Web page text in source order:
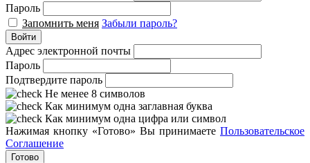
Пароль
Запомнить меня Забыли пароль?
Войти
Адрес электронной почты
Пароль
Подтвердите пароль
Не менее 8 символов
Как минимум одна заглавная буква
Как минимум одна цифра или символ
Нажимая кнопку «Готово» Вы принимаете Пользовательское
Соглашение
Готово